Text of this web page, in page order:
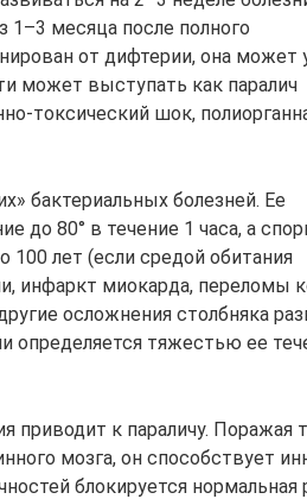
1–3 месяца после полного
от дифтерии, она может
может выступать как паралич
токсический шок,
бактериальных болезней. Ее
до 80° в течение 1 часа, а
100 лет (если средой обитания
инфаркт миокарда, переломы
осложнения столбняка
определяется тяжестью ее
приводит к параличу. Поражая
мозга, он способствует
блокируется нормальная